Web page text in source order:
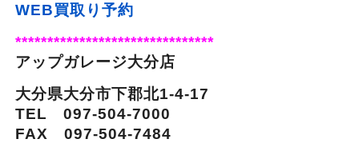
WEB買取り予約
*******************************
アップガレージ大分店
大分県大分市下郡北1-4-17
TEL 097-504-7000
FAX 097-504-7484